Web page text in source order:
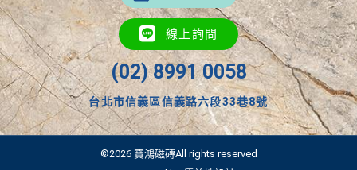
線上詢問
(02) 8991 0058
台北市信義區信義路六段33巷8號
©2026 寶鴻磁磚All rights reserved